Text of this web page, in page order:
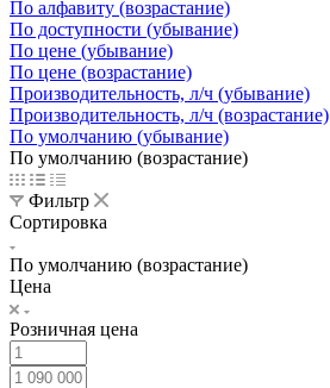
По алфавиту (возрастание)
По доступности (убывание)
По цене (убывание)
По цене (возрастание)
Производительность, л/ч (убывание)
Производительность, л/ч (возрастание)
По умолчанию (убывание)
По умолчанию (возрастание)
Фильтр
Сортировка
По умолчанию (возрастание)
Цена
Розничная цена